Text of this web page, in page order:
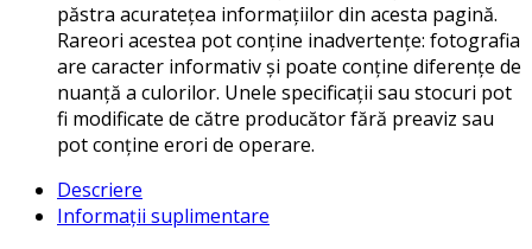
păstra acuratețea informațiilor din acesta pagină.
Rareori acestea pot conține inadvertențe: fotografia
are caracter informativ și poate conține diferențe de
nuanță a culorilor. Unele specificații sau stocuri pot
fi modificate de către producător fără preaviz sau
pot conține erori de operare.
Descriere
Informații suplimentare